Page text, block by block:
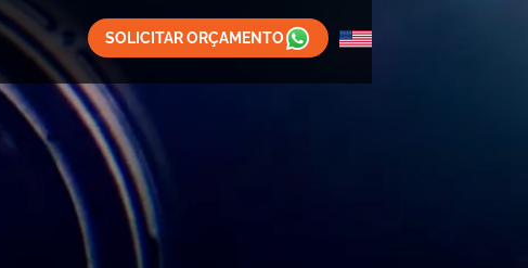
SOLICITAR ORÇAMENTO